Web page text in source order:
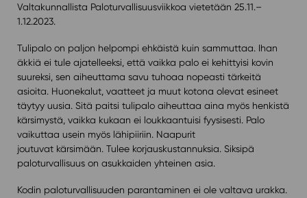
Valtakunnallista Paloturvallisuusviikkoa vietetään 25.11.–
1.12.2023.
Tulipalo on paljon helpompi ehkäistä kuin sammuttaa. Ihan
äkkiä ei tule ajatelleeksi, että vaikka palo ei kehittyisi kovin
suureksi, sen aiheuttama savu tuhoaa nopeasti tärkeitä
asioita. Huonekalut, vaatteet ja muut kotona olevat esineet
täytyy uusia. Sitä paitsi tulipalo aiheuttaa aina myös henkistä
kärsimystä, vaikka kukaan ei loukkaantuisi fyysisesti. Palo
vaikuttaa usein myös lähipiiriin. Naapurit
joutuvat kärsimään. Tulee korjauskustannuksia. Siksipä
paloturvallisuus on asukkaiden yhteinen asia.
Kodin paloturvallisuuden parantaminen ei ole valtava urakka.